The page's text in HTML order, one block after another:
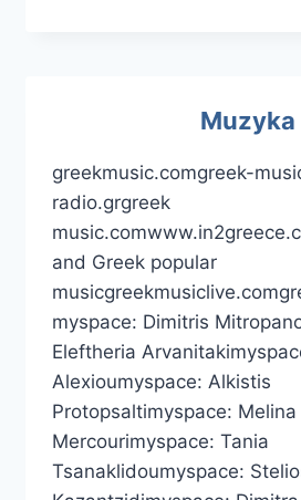
Muzyka
greekmusic.comgreek-
radio.grgreek
and Greek popular
myspace: Dimitris
Eleftheria
Alexioumyspace: Alkistis
Protopsaltimyspace: Melina
Mercourimyspace: Tania
Tsanaklidoumyspace: